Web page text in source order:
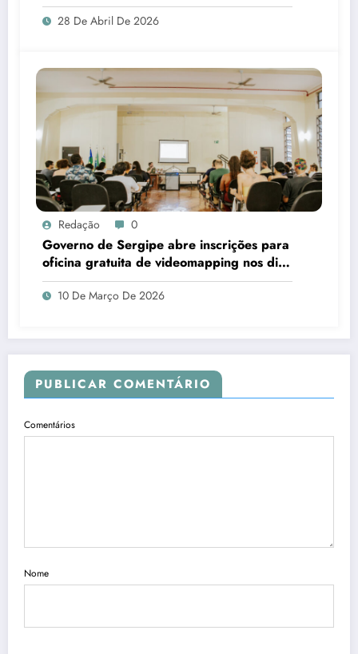
28 De Abril De 2026
Redação 0
Governo de Sergipe abre inscrições para
oficina gratuita de videomapping nos dias
18 e 19 de março
10 De Março De 2026
PUBLICAR COMENTÁRIO
Comentários
Nome